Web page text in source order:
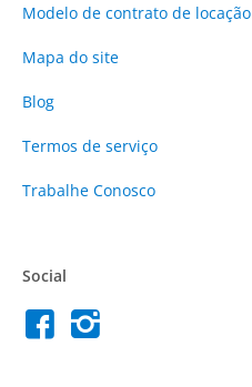
Modelo de contrato de locação
Mapa do site
Blog
Termos de serviço
Trabalhe Conosco
Social